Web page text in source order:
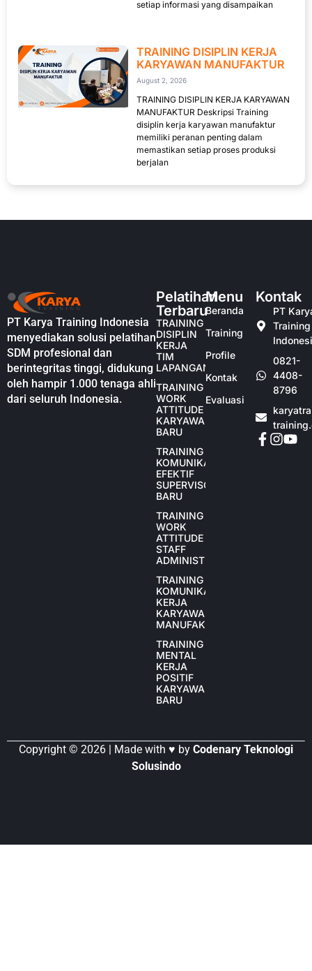
setiap informasi yang disampaikan
TRAINING DISIPLIN KERJA
KARYAWAN MANUFAKTUR
August 2, 2026
TRAINING DISIPLIN KERJA KARYAWAN
MANUFAKTUR Deskripsi Training
disiplin kerja karyawan manufaktur
memiliki peranan penting dalam
memastikan setiap proses produksi
berjalan
PT Karya Training Indonesia
menyediakan solusi pelatihan
SDM profesional dan
berintegritas tinggi, didukung
oleh hampir 1.000 tenaga ahli
dari seluruh Indonesia.
Pelatihan
Terbaru
TRAINING
DISIPLIN
KERJA
TIM
LAPANGAN
TRAINING
WORK
ATTITUDE
KARYAWAN
BARU
TRAINING
KOMUNIKASI
EFEKTIF
SUPERVISOR
BARU
TRAINING
WORK
ATTITUDE
STAFF
ADMINISTRASI
TRAINING
KOMUNIKASI
KERJA
KARYAWAN
MANUFAKTUR
TRAINING
MENTAL
KERJA
POSITIF
KARYAWAN
BARU
Menu
Beranda
Training
Profile
Kontak
Evaluasi
Kontak
PT
Training
0821-
4408-
8796
Copyright © 2026 | Made with ♥ by Codenary Teknologi
Solusindo